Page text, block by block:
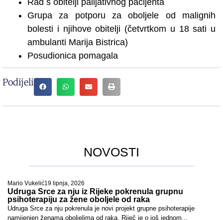
Grupa za potporu za oboljele od malignih
bolesti i njihove obitelji (četvrtkom u 18 sati u
ambulanti Marija Bistrica)
Posudionica pomagala
Podijeli
NOVOSTI
Mario Vukelić19 lipnja, 2026
Udruga Srce za nju iz Rijeke pokrenula grupnu
psihoterapiju za žene oboljele od raka
Udruga Srce za nju pokrenula je novi projekt grupne psihoterapije
namijenjen ženama oboljelima od raka. Riječ je o još jednom...